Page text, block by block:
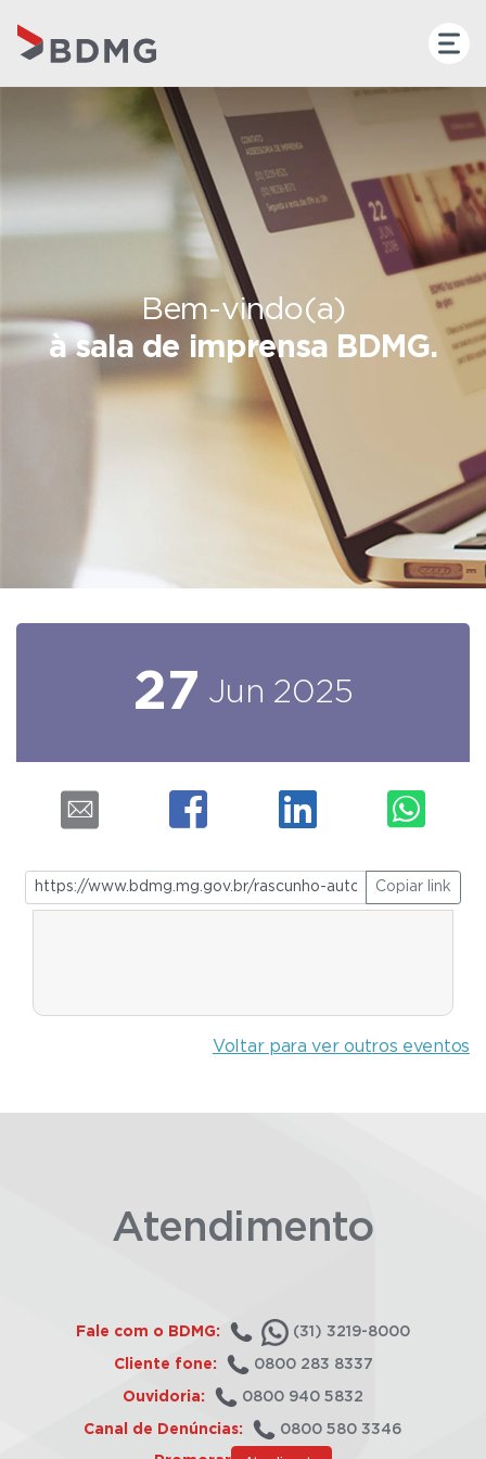
Bem-vindo(a)
à sala de imprensa BDMG.
27 Jun 2025
Copiar link
Voltar para ver outros eventos
Atendimento
Fale com o BDMG: (31) 3219-8000
Cliente fone: 0800 283 8337
Ouvidoria: 0800 940 5832
Canal de Denúncias: 0800 580 3346